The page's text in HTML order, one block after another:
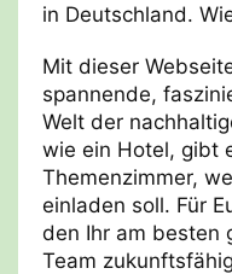
in Deutschland.
Mit dieser
spannende,
Welt der
wie ein Hotel, gibt
Themenzimmer,
einladen soll. Für
den Ihr am besten
Team